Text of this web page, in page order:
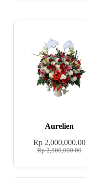
Aurelien
Rp2,500,000.00
Rp2,000,000.00